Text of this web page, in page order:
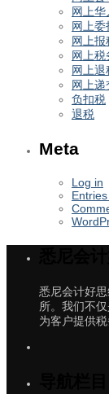
网上华
网上
网上报
网上税
网上退
网上递
负扣税
退税
Meta
Log in
悉尼会计好
所。我们不
为客户提供